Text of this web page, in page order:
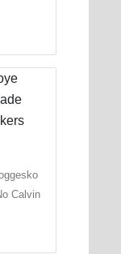
Calvin